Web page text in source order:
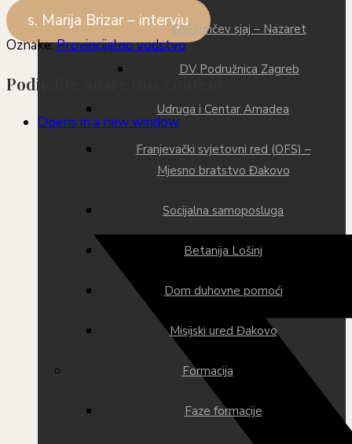
DV Sunčev sjaj – Nazaret
DV Podružnica Zagreb
Udruga i Centar Amadea
Franjevački svjetovni red (OFS) –
Mjesno bratstvo Đakovo
Socijalna samoposluga
Betanija Lošinj
Dom duhovne pomoći
Misijski ured Đakovo
Formacija
Faze formacije
s. Marija Brizar – intervju
Oznake:Provincijalno vodstvo
Podijelite
Opens in a new window